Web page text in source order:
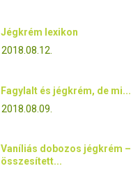
Jégkrém lexikon
2018.08.12.
Fagylalt és jégkrém, de mi...
2018.08.09.
Vaníliás dobozos jégkrém –
összesített...